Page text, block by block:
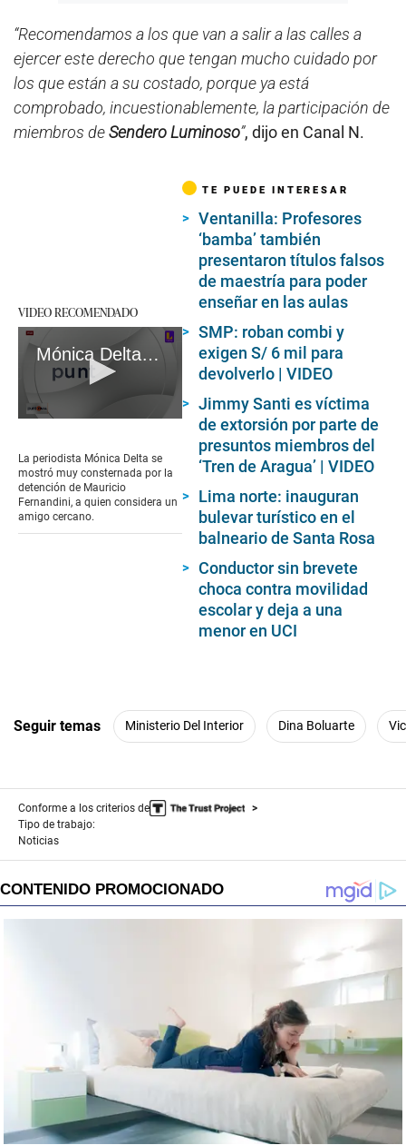
“Recomendamos a los que van a salir a las calles a
ejercer este derecho que tengan mucho cuidado por
los que están a su costado, porque ya está
comprobado, incuestionablemente, la participación de
miembros deSendero Luminoso”, dijo en Canal N.
VIDEO RECOMENDADO
Mónica Delta sobre Mauricio Fernandini
of
2
minutes,
16
seconds
La periodista Mónica Delta se
mostró muy consternada por la
detención de Mauricio
Fernandini, a quien considera un
amigo cercano.
TE PUEDE INTERESAR
Ventanilla: Profesores
‘bamba’ también
presentaron títulos falsos
de maestría para poder
enseñar en las aulas
SMP: roban combi y
exigen S/ 6 mil para
devolverlo | VIDEO
Jimmy Santi es víctima
de extorsión por parte de
presuntos miembros del
‘Tren de Aragua’ | VIDEO
Lima norte: inauguran
bulevar turístico en el
balneario de Santa Rosa
Conductor sin brevete
choca contra movilidad
escolar y deja a una
menor en UCI
Seguir temas Ministerio Del Interior Dina Boluarte
Conforme a los criterios de
Tipo de trabajo:
Noticias